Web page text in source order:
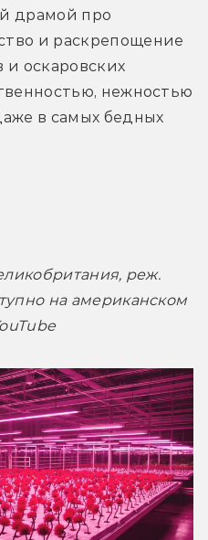
драмой про
и раскрепощение
оскаровских
нежностью
в самых бедных
реж.
на американском